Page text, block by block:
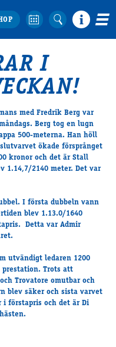
I
med Fredrik Berg var
Berg tog en lugn
500-meterna. Han höll
ökade försprånget
kronor och det är Stall
1.14,7/2140 meter. Det var
I första dubbeln vann
blev 1.13.0/1640
Detta var Admir
utvändigt ledaren 1200
prestation. Trots att
Trovatore omutbar och
blev säker och sista varvet
i förstapris och det är Di